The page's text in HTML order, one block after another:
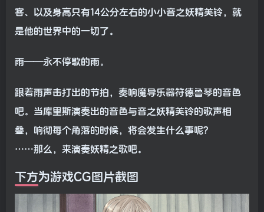
客、以及身高只有14公分左右的小小音之妖精芙铃，就
是他的世界中的一切了。
雨——永不停歇的雨。
跟着雨声击打出的节拍，奏响魔导乐器符德鲁琴的音色
吧。当库里斯演奏出的音色与音之妖精芙铃的歌声相
叠，响彻每个角落的时候，将会发生什么事呢？
……那么，来演奏妖精之歌吧。
下方为游戏CG图片截图